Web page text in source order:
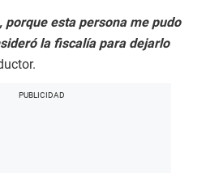
porque esta persona me pudo
la fiscalía para dejarlo